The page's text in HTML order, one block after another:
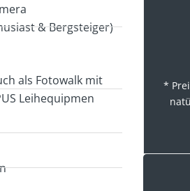
& Bergsteiger)
als Fotowalk mit
Leihequipmen
*